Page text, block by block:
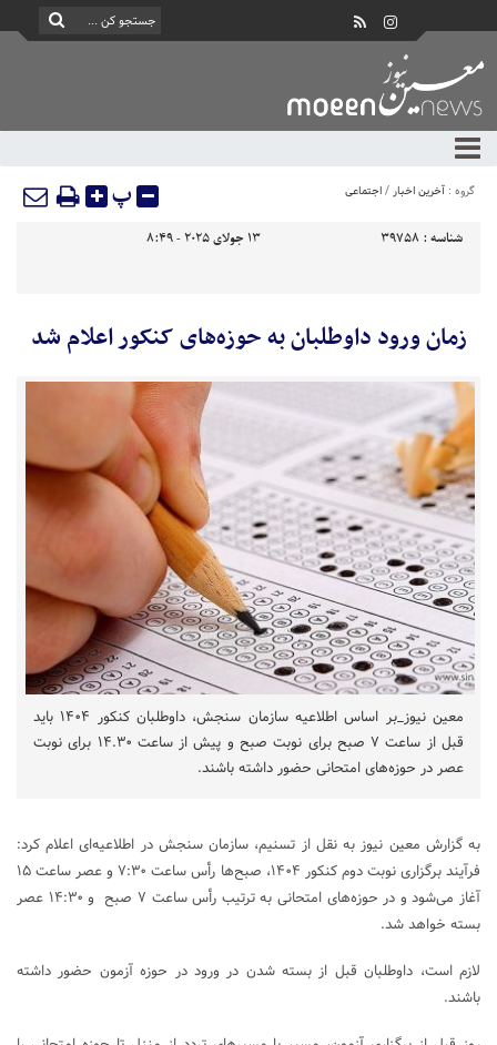
گروه : آخرین اخبار/اجتماعی پ
شناسه : 39758 13 جولای 2025 - 8:49
زمان ورود داوطلبان به حوزه‌های کنکور اعلام شد
معین نیوز_بر اساس اطلاعیه سازمان سنجش، داوطلبان کنکور ۱۴۰۴ باید
قبل از ساعت ۷ صبح برای نوبت صبح و پیش از ساعت ۱۴.۳۰ برای نوبت
عصر در حوزه‌های امتحانی حضور داشته باشند.
به گزارش معین نیوز به نقل از تسنیم، سازمان سنجش در اطلاعیه‌ای اعلام کرد:
فرآیند برگزاری نوبت دوم کنکور ۱۴۰۴، صبح‌ها رأس‌ ساعت‌ ۷:۳۰ و عصر ساعت ۱۵
آغاز می‌شود و در حوزه‌های امتحانی به ترتیب رأس‌ ساعت‌ ۷ صبح و ۱۴:۳۰ عصر
بسته خواهد شد.
لازم است، داوطلبان قبل از بسته شدن در ورود در حوزه آزمون حضور داشته
باشند.